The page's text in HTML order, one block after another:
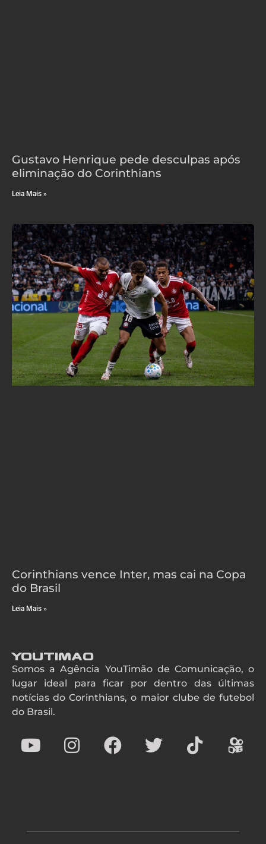
Gustavo Henrique pede desculpas após
eliminação do Corinthians
Leia Mais »
Corinthians vence Inter, mas cai na Copa
do Brasil
Leia Mais »
YouTimao
Somos a Agência YouTimão de Comunicação, o
lugar ideal para ficar por dentro das últimas
notícias do Corinthians, o maior clube de futebol
do Brasil.